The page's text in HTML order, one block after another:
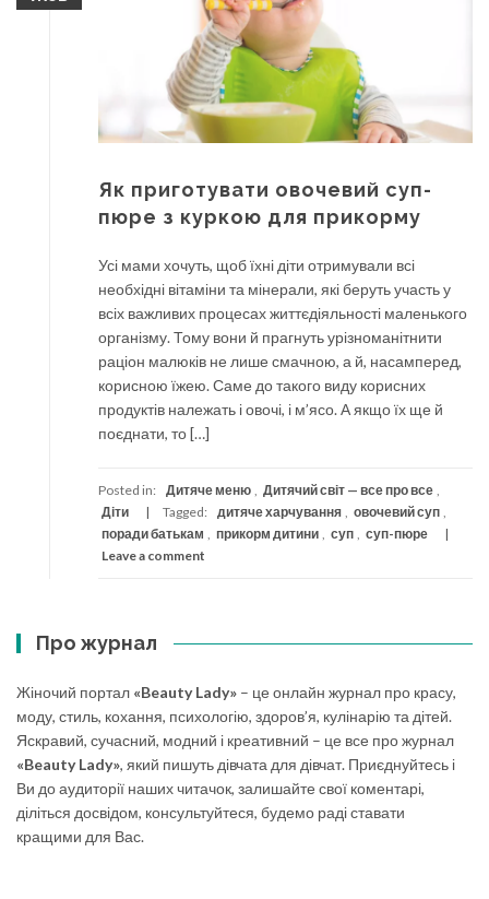
Як приготувати овочевий суп-
пюре з куркою для прикорму
Усі мами хочуть, щоб їхні діти отримували всі
необхідні вітаміни та мінерали, які беруть участь у
всіх важливих процесах життєдіяльності маленького
організму. Тому вони й прагнуть урізноманітнити
раціон малюків не лише смачною, а й, насамперед,
корисною їжею. Саме до такого виду корисних
продуктів належать і овочі, і м’ясо. А якщо їх ще й
поєднати, то […]
Posted in: Дитяче меню Дитячий світ — все про все
Діти
Tagged: дитяче харчування овочевий суп
поради батькам
прикорм дитини суп
суп-пюре
Leave a comment
Про журнал
Жіночий портал «Beauty Lady» – це онлайн журнал про красу,
моду, стиль, кохання, психологію, здоров’я, кулінарію та дітей.
Яскравий, сучасний, модний і креативний – це все про журнал
«Beauty Lady», який пишуть дівчата для дівчат. Приєднуйтесь і
Ви до аудиторії наших читачок, залишайте свої коментарі,
діліться досвідом, консультуйтеся, будемо раді ставати
кращими для Вас.